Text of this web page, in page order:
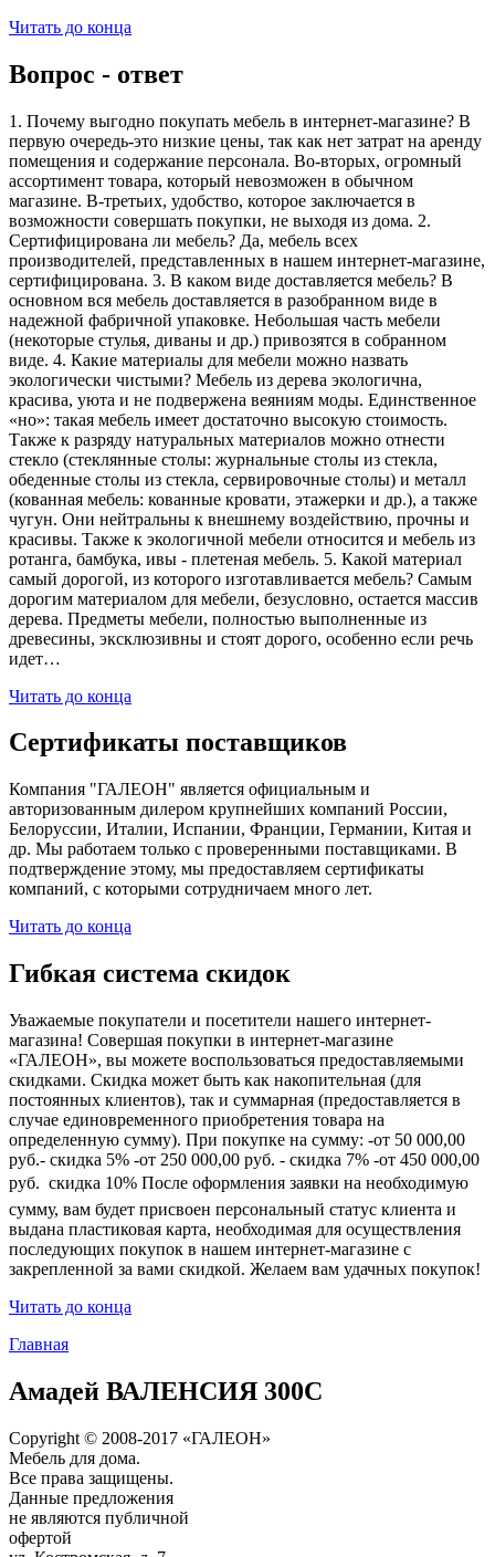
Читать до конца
Вопрос - ответ
1. Почему выгодно покупать мебель в интернет-магазине? В
первую очередь-это низкие цены, так как нет затрат на аренду
помещения и содержание персонала. Во-вторых, огромный
ассортимент товара, который невозможен в обычном
магазине. В-третьих, удобство, которое заключается в
возможности совершать покупки, не выходя из дома. 2.
Сертифицирована ли мебель? Да, мебель всех
производителей, представленных в нашем интернет-магазине,
сертифицирована. 3. В каком виде доставляется мебель? В
основном вся мебель доставляется в разобранном виде в
надежной фабричной упаковке. Небольшая часть мебели
(некоторые стулья, диваны и др.) привозятся в собранном
виде. 4. Какие материалы для мебели можно назвать
экологически чистыми? Мебель из дерева экологична,
красива, уюта и не подвержена веяниям моды. Единственное
«но»: такая мебель имеет достаточно высокую стоимость.
Также к разряду натуральных материалов можно отнести
стекло (стеклянные столы: журнальные столы из стекла,
обеденные столы из стекла, сервировочные столы) и металл
(кованная мебель: кованные кровати, этажерки и др.), а также
чугун. Они нейтральны к внешнему воздействию, прочны и
красивы. Также к экологичной мебели относится и мебель из
ротанга, бамбука, ивы - плетеная мебель. 5. Какой материал
самый дорогой, из которого изготавливается мебель? Самым
дорогим материалом для мебели, безусловно, остается массив
дерева. Предметы мебели, полностью выполненные из
древесины, эксклюзивны и стоят дорого, особенно если речь
идет…
Читать до конца
Сертификаты поставщиков
Компания "ГАЛЕОН" является официальным и
авторизованным дилером крупнейших компаний России,
Белоруссии, Италии, Испании, Франции, Германии, Китая и
др. Мы работаем только с проверенными поставщиками. В
подтверждение этому, мы предоставляем сертификаты
компаний, с которыми сотрудничаем много лет.
Читать до конца
Гибкая система скидок
Уважаемые покупатели и посетители нашего интернет-
магазина! Совершая покупки в интернет-магазине
«ГАЛЕОН», вы можете воспользоваться предоставляемыми
скидками. Скидка может быть как накопительная (для
постоянных клиентов), так и суммарная (предоставляется в
случае единовременного приобретения товара на
определенную сумму). При покупке на сумму: -от 50 000,00
руб.- скидка 5% -от 250 000,00 руб. - скидка 7% -от 450 000,00
руб.  скидка 10% После оформления заявки на необходимую
сумму, вам будет присвоен персональный статус клиента и
выдана пластиковая карта, необходимая для осуществления
последующих покупок в нашем интернет-магазине с
закрепленной за вами скидкой. Желаем вам удачных покупок!
Читать до конца
Главная
Амадей ВАЛЕНСИЯ 300С
Copyright © 2008-2017 «ГАЛЕОН»
Мебель для дома.
Все права защищены.
Данные предложения
не являются публичной
офертой